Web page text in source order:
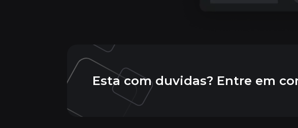
Esta com duvidas? Entre em